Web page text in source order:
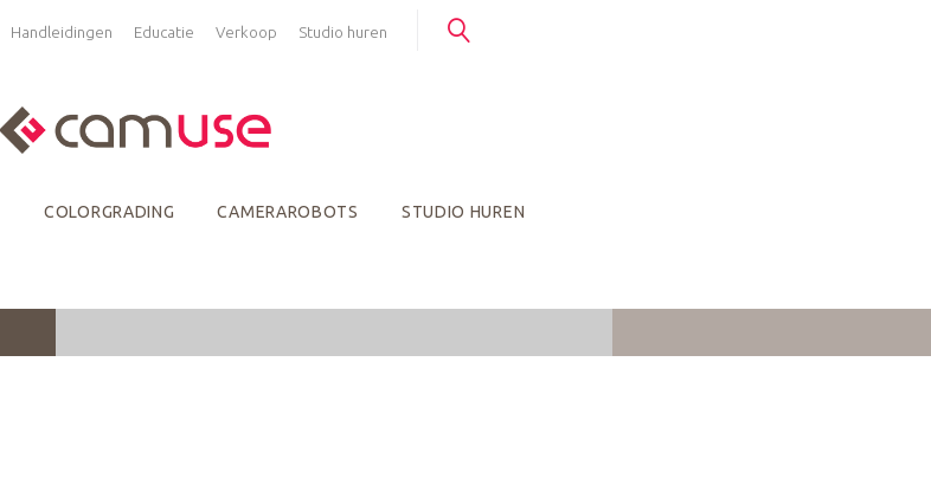
Handleidingen Educatie Verkoop Studio huren
COLORGRADING CAMERAROBOTS STUDIO HUREN